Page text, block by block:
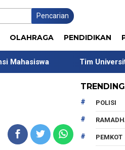
Pencarian
OLAHRAGA PENDIDIKAN
Tim Universitas Indonesia Jalani
TRENDING
POLISI
PEMKOT